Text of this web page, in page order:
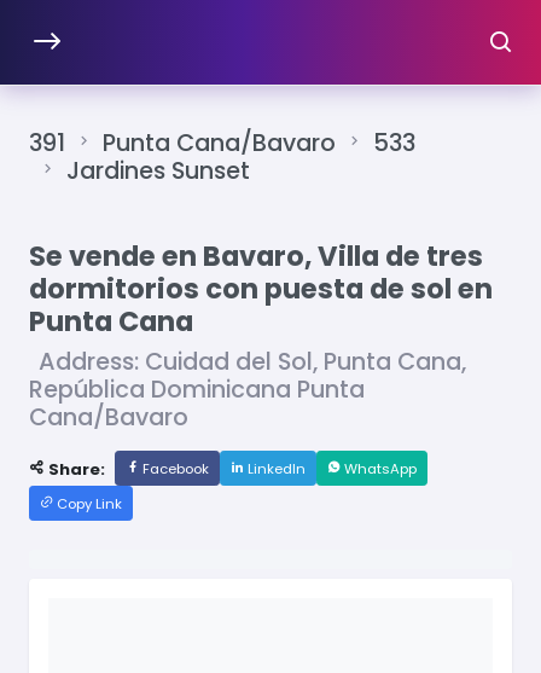
391 Punta Cana/Bavaro
533
Jardines Sunset
Se vende en Bavaro, Villa de tres
dormitorios con puesta de sol en
Punta Cana
Address: Cuidad del Sol, Punta Cana,
República Dominicana Punta
Cana/Bavaro
Share: Facebook LinkedIn
WhatsApp
Copy Link